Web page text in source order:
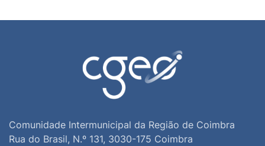
Comunidade Intermunicipal da Região de Coimbra
Rua do Brasil, N.º 131, 3030-175 Coimbra